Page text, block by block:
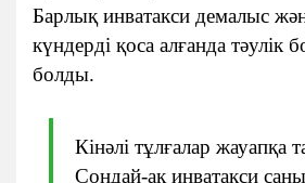
Барлық инватакси демалыс
күндерді қоса алғанда тәулік
болды.
Кінәлі тұлғалар жауапқа
Сондай-ақ инватакси